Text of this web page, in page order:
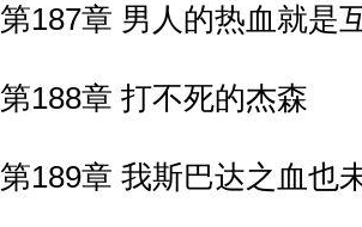
第187章 男人的热血就是
第188章 打不死的杰森
第189章 我斯巴达之血也